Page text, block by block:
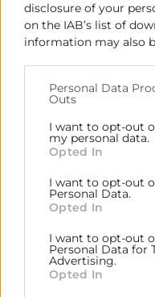
disclosure of your
on the IAB’s list of
information may also
Please note that this
Google services and
including but not
behaviour. You may
below specified
section.
Personal Data
Outs
I want to opt-out
my personal data.
Opted In
I want to opt-out
Personal Data.
Opted In
I want to opt-out
Personal Data for
Advertising.
Opted In
Prestar servicios
Representar,
generales del
Ejercitar las
previstas en la
delegar las
Contacto